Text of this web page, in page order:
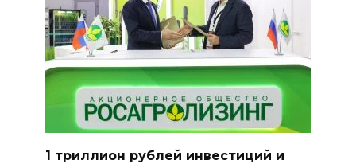
1 триллион рублей инвестиций и